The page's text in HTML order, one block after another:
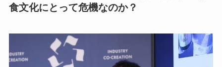
食文化にとって危機なのか？